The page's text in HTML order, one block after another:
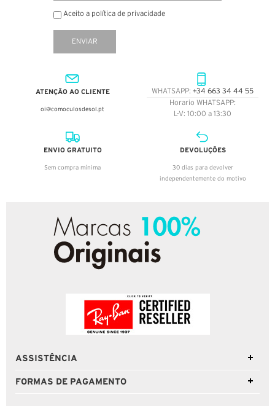
Aceito a política de privacidade
ENVIAR
ATENÇÃO AO CLIENTE
oi@comoculosdesol.pt
WHATSAPP: +34 663 34 44 55
Horario WHATSAPP:
L-V: 10:00 a 13:30
ENVIO GRATUITO
Sem compra mínima
DEVOLUÇÕES
30 dias para devolver
independentemente do motivo
ASSISTÊNCIA
FORMAS DE PAGAMENTO